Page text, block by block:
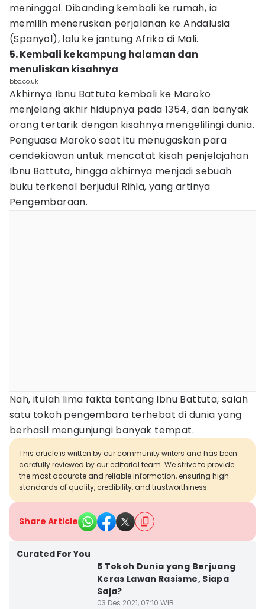
meninggal. Dibanding kembali ke rumah, ia
memilih meneruskan perjalanan ke Andalusia
(Spanyol), lalu ke jantung Afrika di Mali.
5. Kembali ke kampung halaman dan
menuliskan kisahnya
bbc.co.uk
Akhirnya Ibnu Battuta kembali ke Maroko
menjelang akhir hidupnya pada 1354, dan banyak
orang tertarik dengan kisahnya mengelilingi dunia.
Penguasa Maroko saat itu menugaskan para
cendekiawan untuk mencatat kisah penjelajahan
Ibnu Battuta, hingga akhirnya menjadi sebuah
buku terkenal berjudul Rihla, yang artinya
Pengembaraan.
Nah, itulah lima fakta tentang Ibnu Battuta, salah
satu tokoh pengembara terhebat di dunia yang
berhasil mengunjungi banyak tempat.
This article is written by our community writers and has been
carefully reviewed by our editorial team. We strive to provide
the most accurate and reliable information, ensuring high
standards of quality, credibility, and trustworthiness.
Share Article
Curated For You
5 Tokoh Dunia yang Berjuang
Keras Lawan Rasisme, Siapa
Saja?
03 Des 2021, 07:10 WIB